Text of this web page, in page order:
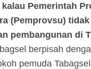
Pemerintah
(Pemprovsu)
pembangunan di
berpisah
pemuda